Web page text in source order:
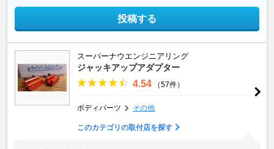
投稿する
スーパーナウエンジニアリング
ジャッキアップアダプター
4.54 （57件）
ボディパーツ その他
このカテゴリの取付店を探す